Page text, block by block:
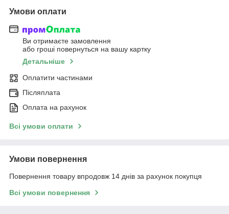
Умови оплати
Ви отримаєте замовлення
або гроші повернуться на вашу картку
Детальніше
Оплатити частинами
Післяплата
Оплата на рахунок
Всі умови оплати
Умови повернення
Повернення товару впродовж 14 днів за рахунок покупця
Всі умови повернення